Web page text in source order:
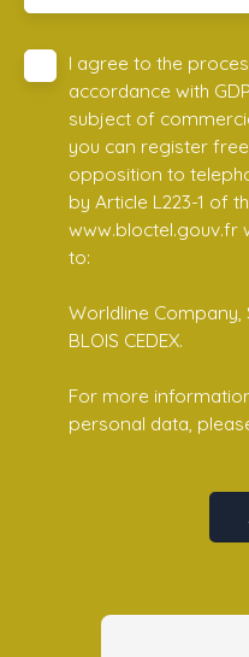
I agree to the
accordance with
subject of
you can register
opposition to
by Article L223-1 of
www.bloctel.gouv.fr
to:
Worldline Company,
BLOIS CEDEX.
For more
personal data,